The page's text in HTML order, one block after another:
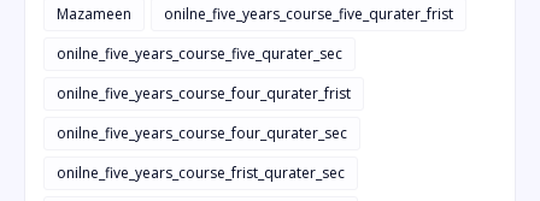
Mazameen
onilne_five_years_course_five_qurater_frist
onilne_five_years_course_five_qurater_sec
onilne_five_years_course_four_qurater_frist
onilne_five_years_course_four_qurater_sec
onilne_five_years_course_frist_qurater_sec